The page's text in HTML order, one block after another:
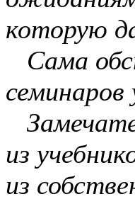
которую
Сама
семинаров
из
из